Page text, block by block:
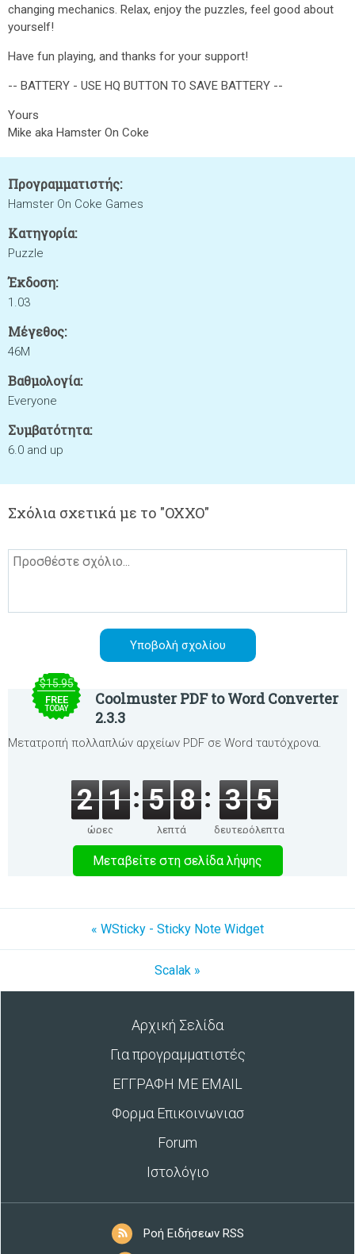
changing mechanics. Relax, enjoy the puzzles, feel good about
yourself!
Have fun playing, and thanks for your support!
-- BATTERY - USE HQ BUTTON TO SAVE BATTERY --
Yours
Mike aka Hamster On Coke
Προγραμματιστής:
Hamster On Coke Games
Κατηγορία:
Puzzle
Έκδοση:
1.03
Μέγεθος:
46M
Βαθμολογία:
Everyone
Συμβατότητα:
6.0 and up
Σχόλια σχετικά με το "OXXO"
$15.95
FREE
TODAY
Coolmuster PDF to Word Converter
2.3.3
Μετατροπή πολλαπλών αρχείων PDF σε Word ταυτόχρονα.
2 1
ώρες
5 8
λεπτά
3 5
δευτερόλεπτα
Μεταβείτε στη σελίδα λήψης
« WSticky - Sticky Note Widget
Scalak »
Αρχική Σελίδα
Για προγραμματιστές
ΕΓΓΡΑΦΗ ΜΕ EMAIL
Φορμα Επικοινωνιασ
Forum
Ιστολόγιο
Ροή Ειδήσεων RSS